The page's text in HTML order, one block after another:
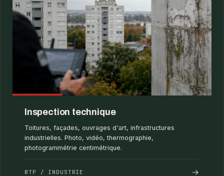
Inspection technique
Toitures, façades, ouvrages d'art, infrastructures
industrielles. Photo, vidéo, thermographie,
photogrammétrie centimétrique.
BTP / INDUSTRIE →